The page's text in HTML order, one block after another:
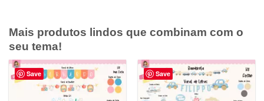
Mais produtos lindos que combinam com o
seu tema!
Save Save